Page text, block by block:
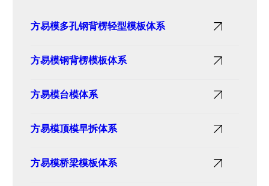
方易模多孔钢背楞轻型模板体系
Q355 高强钢与热镀锌工艺，在减重的同时大幅提升
方易模钢背楞模板体系
度灵活性与适应性，能够通过定制化的构件、形状、
工任务与项目需求。
方易模台模体系
一套模板与支撑一体化系统解决方案。该体系具备装
方易模顶模早拆体系
方易模桥梁模板体系